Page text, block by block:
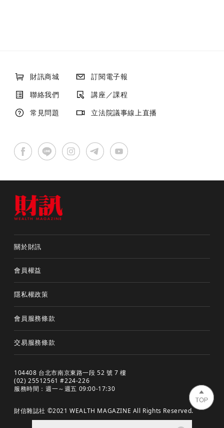
財訊商城
訂閱電子報
聯絡我們
講座／課程
常見問題
立法院議事線上直播
關於財訊
會員權益
隱私權政策
會員服務條款
交易服務條款
104408 台北市南京東路一段 52 號 7 樓
(02) 25512561 #224-226
服務時間：週一～週五 09:00-17:30
財信雜誌社 ©2021 WEALTH MAGAZINE All Rights Reserved.